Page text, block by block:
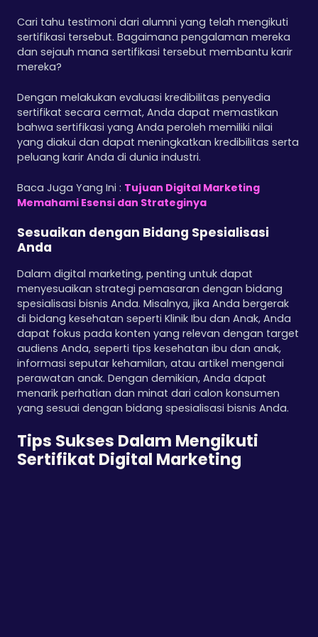
Cari tahu testimoni dari alumni yang telah mengikuti
sertifikasi tersebut. Bagaimana pengalaman mereka
dan sejauh mana sertifikasi tersebut membantu karir
mereka?
Dengan melakukan evaluasi kredibilitas penyedia
sertifikat secara cermat, Anda dapat memastikan
bahwa sertifikasi yang Anda peroleh memiliki nilai
yang diakui dan dapat meningkatkan kredibilitas serta
peluang karir Anda di dunia industri.
Baca Juga Yang Ini : Tujuan Digital Marketing
Memahami Esensi dan Strateginya
Sesuaikan dengan Bidang Spesialisasi
Anda
Dalam digital marketing, penting untuk dapat
menyesuaikan strategi pemasaran dengan bidang
spesialisasi bisnis Anda. Misalnya, jika Anda bergerak
di bidang kesehatan seperti Klinik Ibu dan Anak, Anda
dapat fokus pada konten yang relevan dengan target
audiens Anda, seperti tips kesehatan ibu dan anak,
informasi seputar kehamilan, atau artikel mengenai
perawatan anak. Dengan demikian, Anda dapat
menarik perhatian dan minat dari calon konsumen
yang sesuai dengan bidang spesialisasi bisnis Anda.
Tips Sukses Dalam Mengikuti
Sertifikat Digital Marketing